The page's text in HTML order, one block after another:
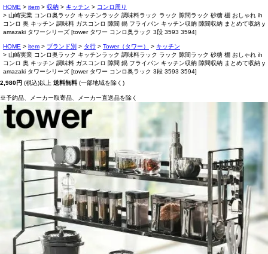
HOME item 収納 キッチン
コンロ周り
山崎実業 コンロ奥ラック キッチンラック 調味料ラック ラック 隙間ラック 砂糖 棚 おしゃれ ih
コンロ 奥 キッチン 調味料 ガスコンロ 隙間 鍋 フライパン キッチン収納 隙間収納 まとめて収納 y
amazaki タワーシリーズ [tower タワー コンロ奥ラック 3段 3593 3594]
HOME item ブランド別 タ行 Tower（タワー）
キッチン
山崎実業 コンロ奥ラック キッチンラック 調味料ラック ラック 隙間ラック 砂糖 棚 おしゃれ ih
コンロ 奥 キッチン 調味料 ガスコンロ 隙間 鍋 フライパン キッチン収納 隙間収納 まとめて収納 y
amazaki タワーシリーズ [tower タワー コンロ奥ラック 3段 3593 3594]
2,980円 (税込)以上 送料無料 (一部地域を除く)
※予約品、メーカー取寄品、メーカー直送品を除く